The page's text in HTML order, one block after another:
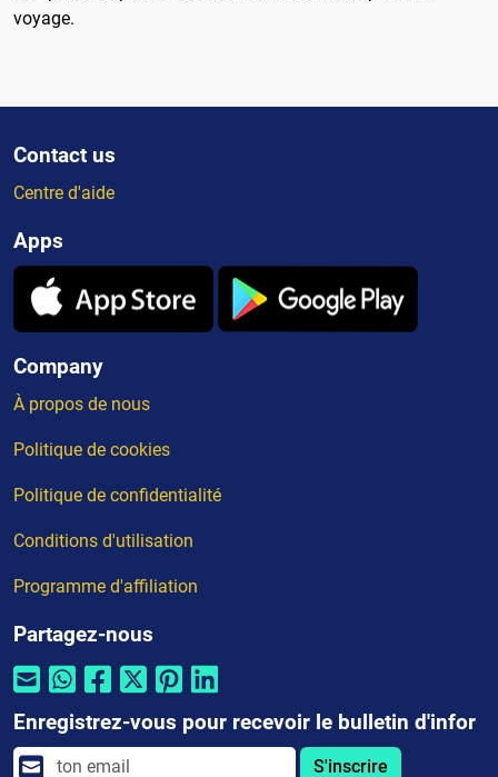
voyage.
Contact us
Centre d'aide
Apps
Company
À propos de nous
Politique de cookies
Politique de confidentialité
Conditions d'utilisation
Programme d'affiliation
Partagez-nous
Enregistrez-vous pour recevoir le bulletin d'infor
S'inscrire